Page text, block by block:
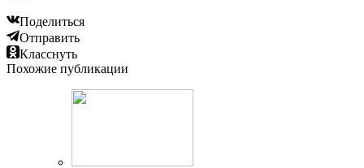
Поделиться
Отправить
Класснуть
Похожие публикации